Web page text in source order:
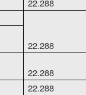
22.288
22.288
22.288
22.288